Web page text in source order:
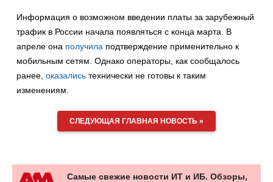
Информация о возможном введении платы за зарубежный
трафик в России начала появляться с конца марта. В
апреле она получила подтверждение применительно к
мобильным сетям. Однако операторы, как сообщалось
ранее, оказались технически не готовы к таким
изменениям.
СЛЕДУЮЩАЯ ГЛАВНАЯ НОВОСТЬ »
Самые свежие новости ИТ и ИБ. Обзоры,